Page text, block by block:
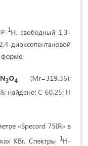
1H, свободный 1,3-
диоксопентановой
форме.
N3O4 (Mr=319,36):
найдено: С 60,25; Н
«Specord 75IR» в
KBr. Спектры 1Н-